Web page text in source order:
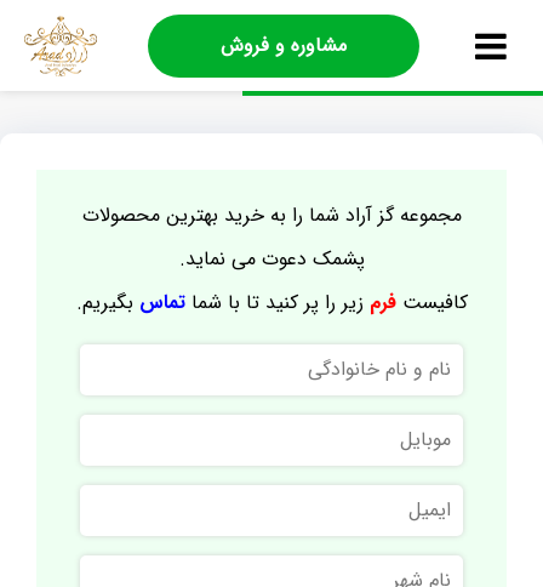
مشاوره و فروش
مجموعه گز آراد شما را به خرید بهترین محصولات
پشمک دعوت می نماید.
کافیستفرم زیر را پر کنید تا با شماتماس بگیریم.
نام
و
نام
خانوادگی
موبایل
ایمیل
نام